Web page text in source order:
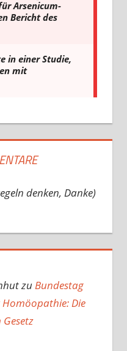
denken, Danke)
zuBundestag
Homöopathie: Die